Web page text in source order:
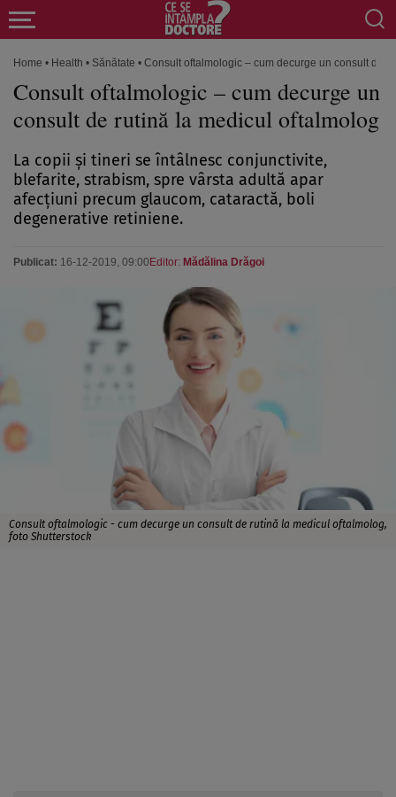
Home • Health • Sănătate • Consult oftalmologic – cum decurge un consult de
Consult oftalmologic – cum decurge un
consult de rutină la medicul oftalmolog
La copii şi tineri se întâlnesc conjunctivite,
blefarite, strabism, spre vârsta adultă apar
afecţiuni precum glaucom, cataractă, boli
degenerative retiniene.
Publicat: 16-12-2019, 09:00 Editor: Mădălina Drăgoi
Consult oftalmologic - cum decurge un consult de rutină la medicul oftalmolog,
foto Shutterstock